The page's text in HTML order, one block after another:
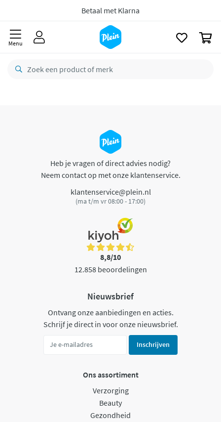
Betaal met Klarna
Menu
Heb je vragen of direct advies nodig?
Neem contact op met onze klantenservice.
klantenservice@plein.nl
(ma t/m vr 08:00 - 17:00)
8,8/10
12.858 beoordelingen
Nieuwsbrief
Ontvang onze aanbiedingen en acties.
Schrijf je direct in voor onze nieuwsbrief.
Inschrijven
Ons assortiment
Verzorging
Beauty
Gezondheid